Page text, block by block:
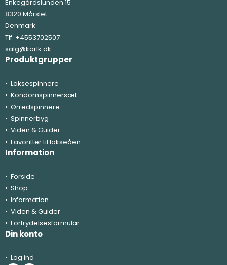
Enkegårdslunden 15
8320 Mårslet
Denmark
Tlf: +4553702507
salg@karlk.dk
Produktgrupper
Laksespinnere
Kondomspinnersæt
Ørredspinnere
Spinnerbyg
Viden & Guider
Favoritter til lakseåen
Information
Forside
Shop
Information
Viden & Guider
Fortrydelsesformular
Din konto
Log ind